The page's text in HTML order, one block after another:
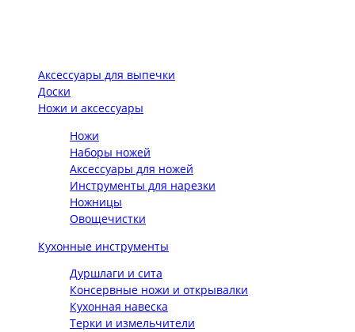
Аксессуары для выпечки
Доски
Ножи и аксессуары
Ножи
Наборы ножей
Аксессуары для ножей
Инструменты для нарезки
Ножницы
Овощечистки
Кухонные инструменты
Дуршлаги и сита
Консервные ножи и открывалки
Кухонная навеска
Терки и измельчители